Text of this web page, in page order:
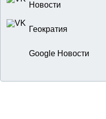
Новости
Геократия
Google Новости